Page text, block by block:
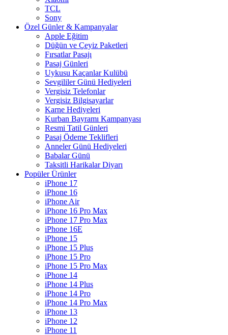
TCL
Sony
Özel Günler & Kampanyalar
Apple Eğitim
Düğün ve Çeyiz Paketleri
Fırsatlar Pasajı
Pasaj Günleri
Uykusu Kaçanlar Kulübü
Sevgililer Günü Hediyeleri
Vergisiz Telefonlar
Vergisiz Bilgisayarlar
Karne Hediyeleri
Kurban Bayramı Kampanyası
Resmi Tatil Günleri
Pasaj Ödeme Teklifleri
Anneler Günü Hediyeleri
Babalar Günü
Taksitli Harikalar Diyarı
Popüler Ürünler
iPhone 17
iPhone 16
iPhone Air
iPhone 16 Pro Max
iPhone 17 Pro Max
iPhone 16E
iPhone 15
iPhone 15 Plus
iPhone 15 Pro
iPhone 15 Pro Max
iPhone 14
iPhone 14 Plus
iPhone 14 Pro
iPhone 14 Pro Max
iPhone 13
iPhone 12
iPhone 11